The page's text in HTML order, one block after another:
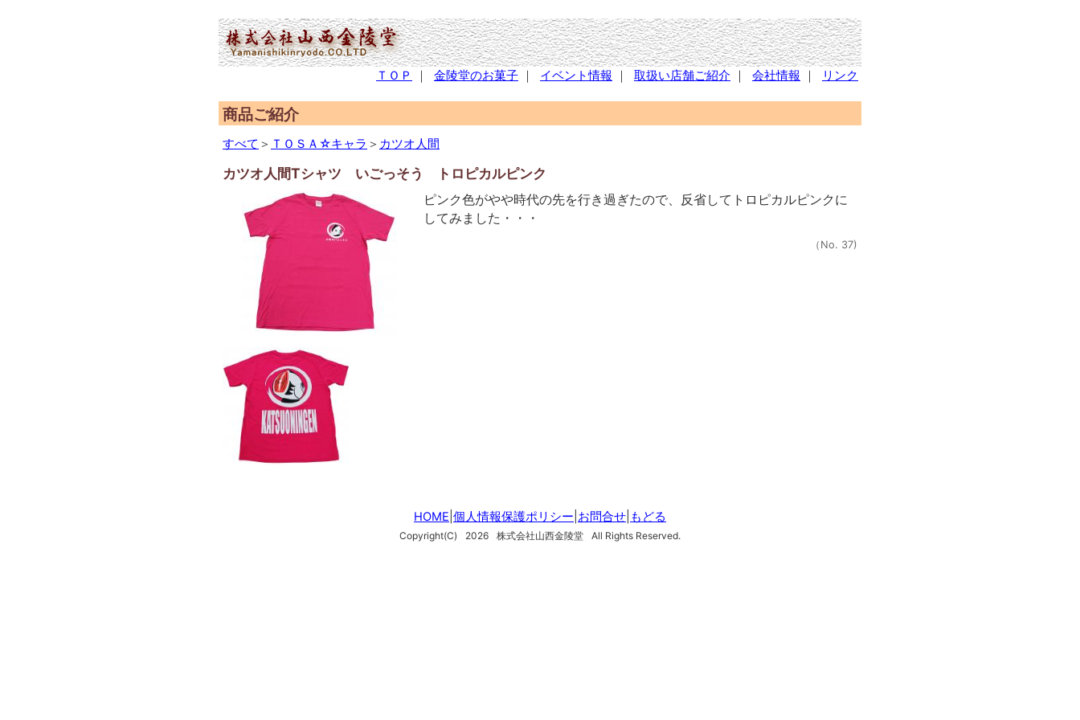
ＴＯＰ ｜ 金陵堂のお菓子 ｜ イベント情報 ｜ 取扱い店舗ご紹介 ｜ 会社情報 ｜ リンク
商品ご紹介
すべて ＞ ＴＯＳＡ☆キャラ ＞ カツオ人間
カツオ人間Tシャツ いごっそう トロピカルピンク
ピンク色がやや時代の先を行き過ぎたので、反省してトロピカルピンクに
してみました・・・
（No. 37)
HOME 個人情報保護ポリシー お問合せ もどる
Copyright(C) 2026 株式会社山西金陵堂 All Rights Reserved.